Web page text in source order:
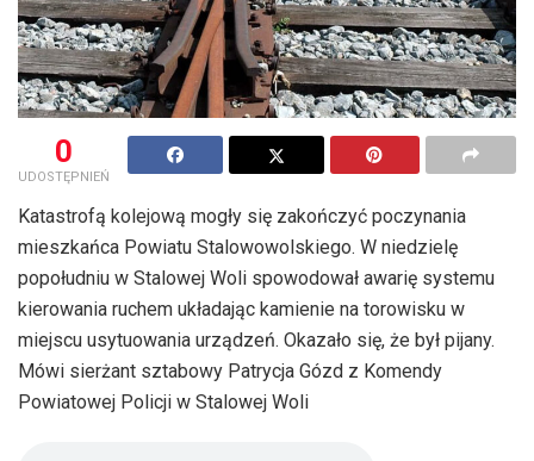
0
UDOSTĘPNIEŃ
Katastrofą kolejową mogły się zakończyć poczynania
mieszkańca Powiatu Stalowowolskiego. W niedzielę
popołudniu w Stalowej Woli spowodował awarię systemu
kierowania ruchem układając kamienie na torowisku w
miejscu usytuowania urządzeń. Okazało się, że był pijany.
Mówi sierżant sztabowy Patrycja Gózd z Komendy
Powiatowej Policji w Stalowej Woli